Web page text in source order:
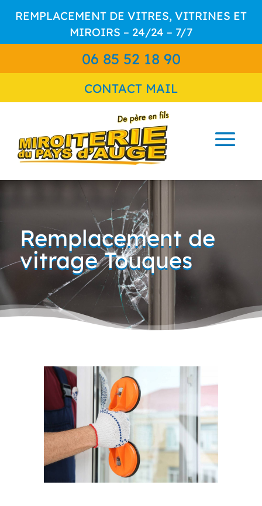
REMPLACEMENT DE VITRES, VITRINES ET
MIROIRS – 24/24 – 7/7
06 85 52 18 90
CONTACT MAIL
Remplacement de
vitrage Touques